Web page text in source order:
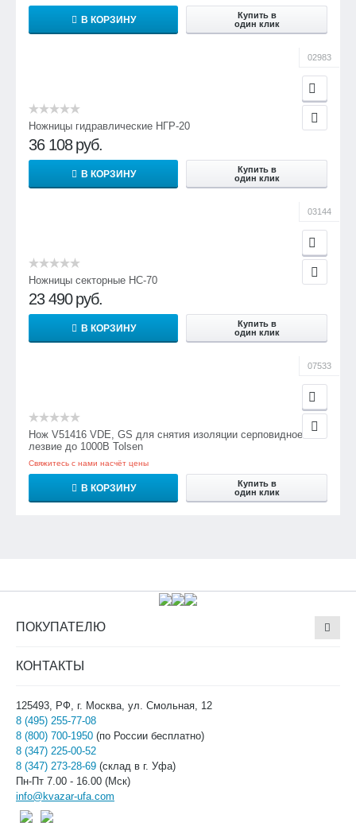
В КОРЗИНУ
Купить в
один клик
02983
Ножницы гидравлические НГР-20
36 108 руб.
В КОРЗИНУ
Купить в
один клик
03144
Ножницы секторные НС-70
23 490 руб.
В КОРЗИНУ
Купить в
один клик
07533
Нож V51416 VDE, GS для снятия изоляции серповидное
лезвие до 1000В Tolsen
Свяжитесь с нами насчёт цены
В КОРЗИНУ
Купить в
один клик
ПОКУПАТЕЛЮ
КОНТАКТЫ
125493, РФ, г. Москва, ул. Смольная, 12
8 (495) 255-77-08
8 (800) 700-1950 (по России бесплатно)
8 (347) 225-00-52
8 (347) 273-28-69 (склад в г. Уфа)
Пн-Пт 7.00 - 16.00 (Мск)
info@kvazar-ufa.com